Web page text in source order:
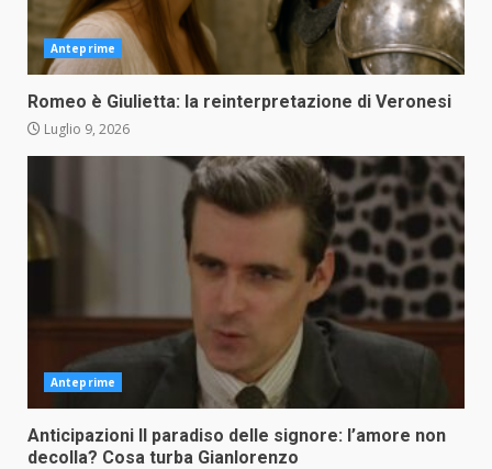
Anteprime
Romeo è Giulietta: la reinterpretazione di Veronesi
Luglio 9, 2026
Anteprime
Anticipazioni Il paradiso delle signore: l’amore non
decolla? Cosa turba Gianlorenzo